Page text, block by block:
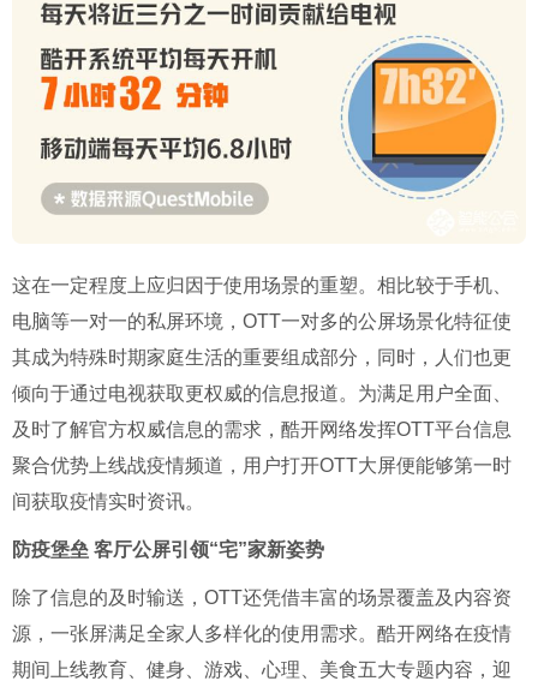
这在一定程度上应归因于使用场景的重塑。相比较于手机、
电脑等一对一的私屏环境，OTT一对多的公屏场景化特征使
其成为特殊时期家庭生活的重要组成部分，同时，人们也更
倾向于通过电视获取更权威的信息报道。为满足用户全面、
及时了解官方权威信息的需求，酷开网络发挥OTT平台信息
聚合优势上线战疫情频道，用户打开OTT大屏便能够第一时
间获取疫情实时资讯。
防疫堡垒 客厅公屏引领“宅”家新姿势
除了信息的及时输送，OTT还凭借丰富的场景覆盖及内容资
源，一张屏满足全家人多样化的使用需求。酷开网络在疫情
期间上线教育、健身、游戏、心理、美食五大专题内容，迎